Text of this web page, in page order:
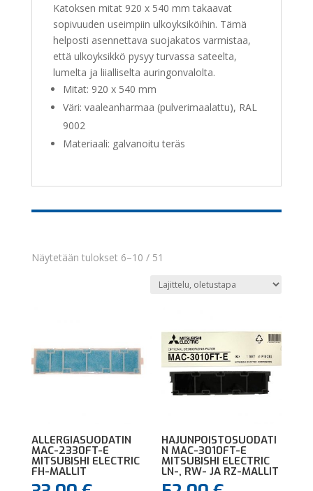
Katoksen mitat 920 x 540 mm takaavat
sopivuuden useimpiin ulkoyksiköihin. Tämä
helposti asennettava suojakatos varmistaa,
että ulkoyksikkö pysyy turvassa sateelta,
lumelta ja liialliselta auringonvalolta.
Mitat: 920 x 540 mm
Väri: vaaleanharmaa (pulverimaalattu), RAL
9002
Materiaali: galvanoitu teräs
Näytetään tulokset 6–10 / 51
ALLERGIASUODATIN
MAC-2330FT-E
MITSUBISHI ELECTRIC
FH-MALLIT
HAJUNPOISTOSUODATI
N MAC-3010FT-E
MITSUBISHI ELECTRIC
LN-, RW- JA RZ-MALLIT